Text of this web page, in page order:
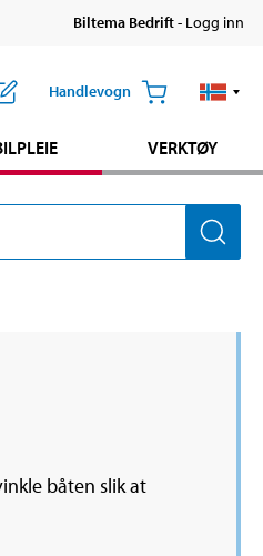
Biltema Bedrift- Logg inn
Handlevogn
VERKTØY
båten slik at